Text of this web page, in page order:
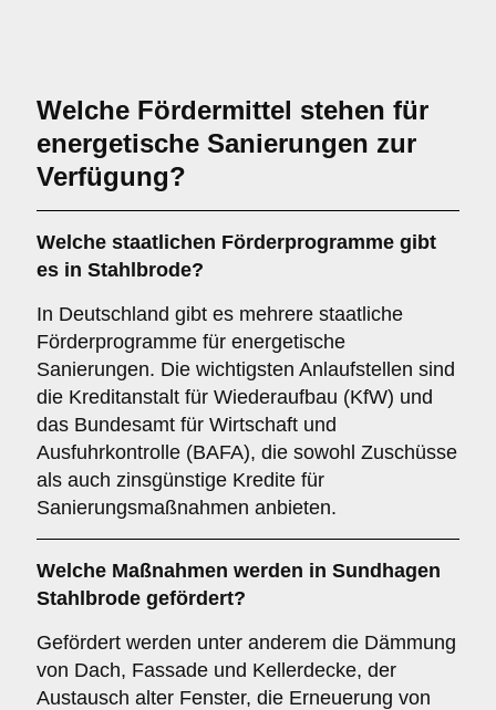
Welche Fördermittel stehen für
energetische Sanierungen zur
Verfügung?
Welche staatlichen Förderprogramme gibt
es in Stahlbrode?
In Deutschland gibt es mehrere staatliche
Förderprogramme für energetische
Sanierungen. Die wichtigsten Anlaufstellen sind
die Kreditanstalt für Wiederaufbau (KfW) und
das Bundesamt für Wirtschaft und
Ausfuhrkontrolle (BAFA), die sowohl Zuschüsse
als auch zinsgünstige Kredite für
Sanierungsmaßnahmen anbieten.
Welche Maßnahmen werden in Sundhagen
Stahlbrode gefördert?
Gefördert werden unter anderem die Dämmung
von Dach, Fassade und Kellerdecke, der
Austausch alter Fenster, die Erneuerung von